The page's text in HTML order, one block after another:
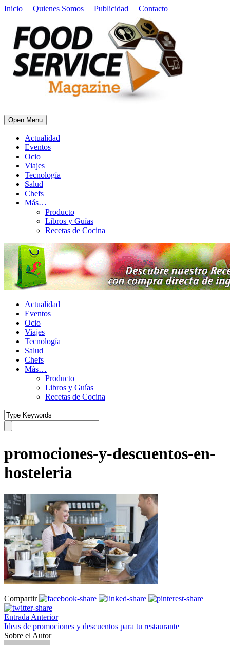
Inicio Quienes Somos Publicidad Contacto
Open Menu
Actualidad
Eventos
Ocio
Viajes
Tecnología
Salud
Chefs
Más…
Producto
Libros y Guías
Recetas de Cocina
Actualidad
Eventos
Ocio
Viajes
Tecnología
Salud
Chefs
Más…
Producto
Libros y Guías
Recetas de Cocina
promociones-y-descuentos-en-
hosteleria
Compartir
Entrada Anterior
Ideas de promociones y descuentos para tu restaurante
Sobre el Autor